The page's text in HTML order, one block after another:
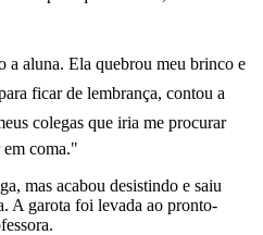
a aluna. Ela quebrou meu brinco e
ficar de lembrança, contou a
colegas que iria me procurar
em coma."
mas acabou desistindo e saiu
A garota foi levada ao pronto-